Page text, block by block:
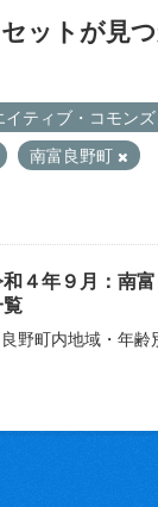
ットが見
イティブ・コモン
南富良野町
和４年９月：南
野町内地域・年齢